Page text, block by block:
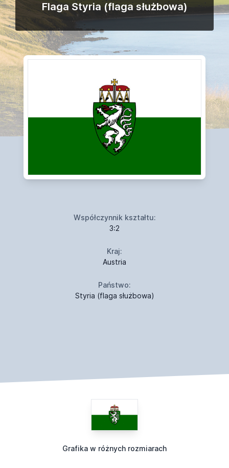
Flaga Styria (flaga służbowa)
Współczynnik kształtu:
3:2
Kraj:
Austria
Państwo:
Styria (flaga służbowa)
Grafika w różnych rozmiarach